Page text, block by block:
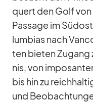
quert den Golf von
Pas­sage im
lum­bias nach
ten bie­ten Zu­gang
nis, von
bis hin zu
und